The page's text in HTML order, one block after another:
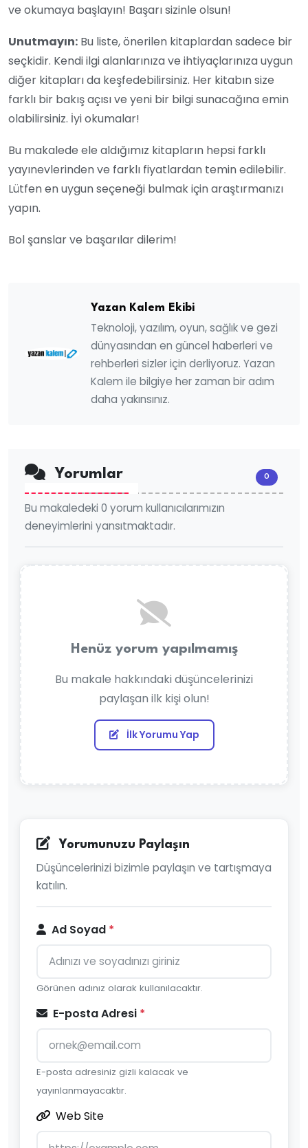
ve okumaya başlayın! Başarı sizinle olsun!
Unutmayın: Bu liste, önerilen kitaplardan sadece bir
seçkidir. Kendi ilgi alanlarınıza ve ihtiyaçlarınıza uygun
diğer kitapları da keşfedebilirsiniz. Her kitabın size
farklı bir bakış açısı ve yeni bir bilgi sunacağına emin
olabilirsiniz. İyi okumalar!
Bu makalede ele aldığımız kitapların hepsi farklı
yayınevlerinden ve farklı fiyatlardan temin edilebilir.
Lütfen en uygun seçeneği bulmak için araştırmanızı
yapın.
Bol şanslar ve başarılar dilerim!
Yazan Kalem Ekibi
Teknoloji, yazılım, oyun, sağlık ve gezi
dünyasından en güncel haberleri ve
rehberleri sizler için derliyoruz. Yazan
Kalem ile bilgiye her zaman bir adım
daha yakınsınız.
Yorumlar 0
Bu makaledeki 0 yorum kullanıcılarımızın
deneyimlerini yansıtmaktadır.
Henüz yorum yapılmamış
Bu makale hakkındaki düşüncelerinizi
paylaşan ilk kişi olun!
İlk Yorumu Yap
Yorumunuzu Paylaşın
Düşüncelerinizi bizimle paylaşın ve tartışmaya
katılın.
Ad Soyad *
Görünen adınız olarak kullanılacaktır.
E-posta Adresi *
E-posta adresiniz gizli kalacak ve
yayınlanmayacaktır.
Web Site